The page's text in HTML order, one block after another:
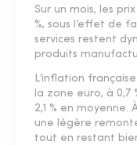
Sur un mois, les
%, sous l’effet de
services restent
produits
L’inflation
la zone euro, à 0,7
2,1 % en moyenne.
une légère
tout en restant